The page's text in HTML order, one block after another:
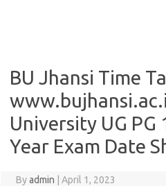
BU Jhansi Time
University UG PG
Year Exam Date
Byadmin April 1, 2023